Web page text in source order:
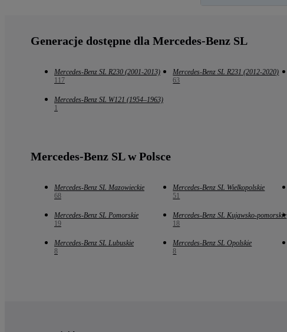
Generacje dostępne dla Mercedes-Benz SL
Mercedes-Benz SL R230 (2001-2013)
117
Mercedes-Benz SL R231 (2012-2020)
63
Mercedes-Benz SL W121 (1954–1963)
1
Mercedes-Benz SL w Polsce
Mercedes-Benz SL Mazowieckie
68
Mercedes-Benz SL Wielkopolskie
51
Mercedes-Benz SL Pomorskie
19
Mercedes-Benz SL Kujawsko-pomorskie
18
Mercedes-Benz SL Lubuskie
8
Mercedes-Benz SL Opolskie
8